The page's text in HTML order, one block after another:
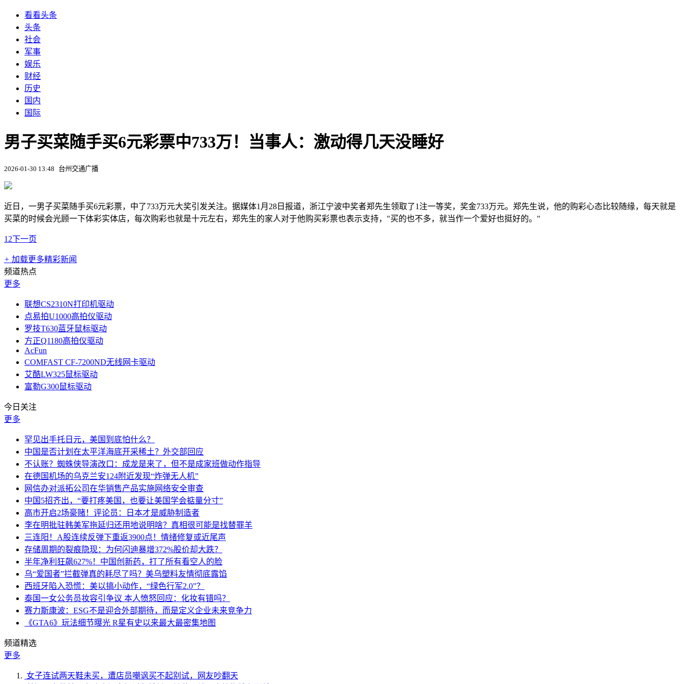
看看头条
头条
社会
军事
娱乐
财经
历史
国内
国际
男子买菜随手买6元彩票中733万！当事人：激动得几天没睡好
2026-01-30 13:48 台州交通广播
近日，一男子买菜随手买6元彩票，中了733万元大奖引发关注。据媒体1月28日报道，浙江宁波中奖者郑先生领取了1注一等奖，奖金733万元。郑先生说，他的购彩心态比较随缘，每天就是
买菜的时候会光顾一下体彩实体店，每次购彩也就是十元左右，郑先生的家人对于他购买彩票也表示支持，"买的也不多，就当作一个爱好也挺好的。"
1 2下一页
+ 加载更多精彩新闻
频道热点
更多
联想CS2310N打印机驱动
点易拍U1000高拍仪驱动
罗技T630蓝牙鼠标驱动
方正Q1180高拍仪驱动
AcFun
COMFAST CF-7200ND无线网卡驱动
艾酷LW325鼠标驱动
富勒G300鼠标驱动
今日关注
更多
罕见出手托日元，美国到底怕什么？
中国是否计划在太平洋海底开采稀土？外交部回应
不认账？蜘蛛侠导演改口：成龙是来了，但不是成家班做动作指导
在德国机场的乌克兰安124附近发现“炸弹无人机”
网信办对派拓公司在华销售产品实施网络安全审查
中国5招齐出，“要打疼美国，也要让美国学会掂量分寸”
高市开启2场豪赌！评论员：日本才是威胁制造者
李在明批驻韩美军拖延归还用地说明啥？真相很可能是找替罪羊
三连阳！A股连续反弹下重返3900点！情绪修复或近尾声
存储周期的裂痕隐现：为何闪迪暴增372%股价却大跌？
半年净利狂飙627%！中国创新药，打了所有看空人的脸
乌“爱国者”拦截弹真的耗尽了吗？美乌塑料友情彻底露馅
西班牙陷入恐慌：美以搞小动作，“绿色行军2.0”？
泰国一女公务员妆容引争议 本人愤怒回应：化妆有错吗？
赛力斯康波：ESG不是迎合外部期待，而是定义企业未来竞争力
《GTA6》玩法细节曝光 R星有史以来最大最密集地图
频道精选
更多
女子连试两天鞋未买，遭店员嘲讽买不起别试，网友吵翻天